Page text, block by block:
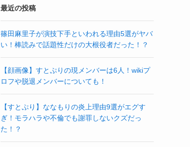
最近の投稿
篠田麻里子が演技下手といわれる理由5選がヤバ
い！棒読みで話題性だけの大根役者だった！？
【顔画像】すとぷりの現メンバーは6人！wikiプ
ロフや脱退メンバーについても！
【すとぷり】ななもりの炎上理由9選がエグす
ぎ！モラハラや不倫でも謝罪しないクズだっ
た！？